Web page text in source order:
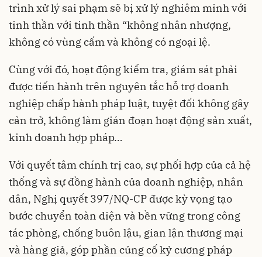
trình xử lý sai phạm sẽ bị xử lý nghiêm minh với
tinh thần với tinh thần “không nhân nhượng,
không có vùng cấm và không có ngoại lệ.
Cùng với đó, hoạt động kiểm tra, giám sát phải
được tiến hành trên nguyên tắc hỗ trợ doanh
nghiệp chấp hành pháp luật, tuyệt đối không gây
cản trở, không làm gián đoạn hoạt động sản xuất,
kinh doanh hợp pháp…
Với quyết tâm chính trị cao, sự phối hợp của cả hệ
thống và sự đồng hành của doanh nghiệp, nhân
dân, Nghị quyết 397/NQ-CP được kỳ vọng tạo
bước chuyển toàn diện và bền vững trong công
tác phòng, chống buôn lậu, gian lận thương mại
và hàng giả, góp phần củng cố kỷ cương pháp